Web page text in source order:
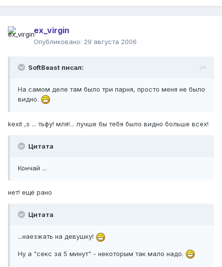
ex_virgin
Опубликовано: 29 августа 2006
SoftBeast писал:
На самом деле там было три парня, просто меня не было
видно.
kexit ,s ... тьфу! мля!... лучше бы тебя было видно больше всех!
Цитата
Кончай ...
нет! ещё рано
Цитата
...наезжать на девушку!
Ну а "секс за 5 минут" - некоторым так мало надо.